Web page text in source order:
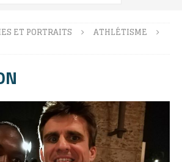
ET PORTRAITS
ATHLÉTISME